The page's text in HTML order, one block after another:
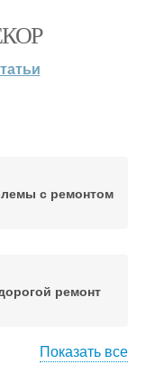
с ремонтом
ремонт
Показать все